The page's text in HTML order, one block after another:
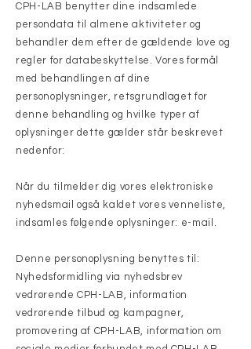
CPH-LAB benytter dine indsamlede
persondata til almene aktiviteter og
behandler dem efter de gældende love og
regler for databeskyttelse. Vores formål
med behandlingen af dine
personoplysninger, retsgrundlaget for
denne behandling og hvilke typer af
oplysninger dette gælder står beskrevet
nedenfor:
Når du tilmelder dig vores elektroniske
nyhedsmail også kaldet vores venneliste,
indsamles følgende oplysninger: e-mail.
Denne personoplysning benyttes til:
Nyhedsformidling via nyhedsbrev
vedrørende CPH-LAB, information
vedrørende tilbud og kampagner,
promovering af CPH-LAB, information om